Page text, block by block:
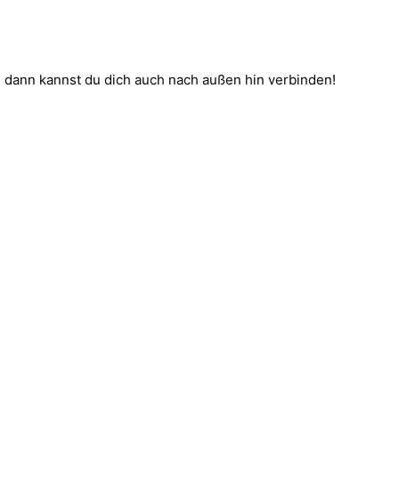
kannst du dich auch nach außen hin verbinden!